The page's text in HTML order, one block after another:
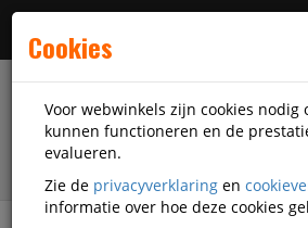
Cookies
Voor webwinkels zijn cookies nodig
kunnen functioneren en de
evalueren.
Zie de privacyverklaring en
informatie over hoe deze cookies